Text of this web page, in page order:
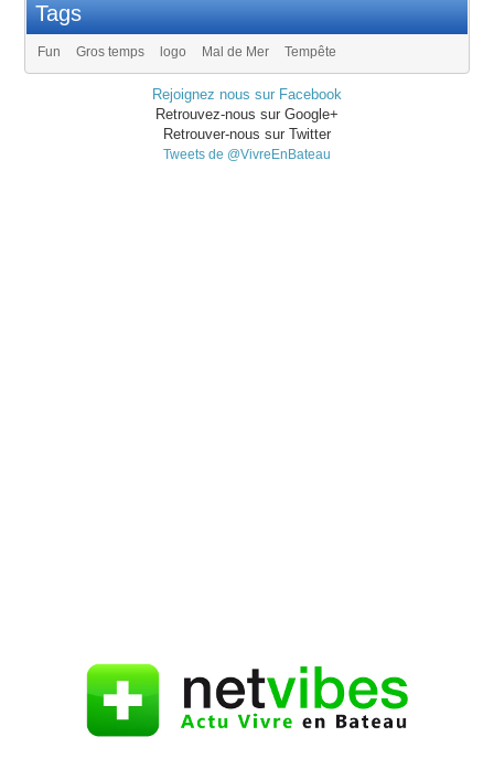
Tags
Fun Gros temps logo Mal de Mer Tempête
Rejoignez nous sur Facebook
Retrouvez-nous sur Google+
Retrouver-nous sur Twitter
Tweets de @VivreEnBateau